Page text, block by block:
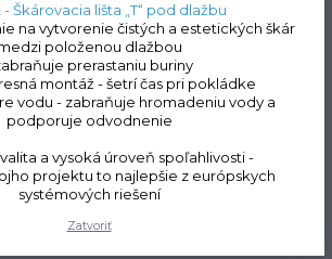
profil „C" |
profil | výška 130
dĺžka 2000 mm
Škárovacia lišta „T“ pod dlažbu
na vytvorenie čistých a estetických škár
položenou dlažbou
prerastaniu buriny
montáž - šetrí čas pri pokládke
vodu - zabraňuje hromadeniu vody a
podporuje odvodnenie
a vysoká úroveň spoľahlivosti -
projektu to najlepšie z európskych
systémových riešení
Zatvoriť